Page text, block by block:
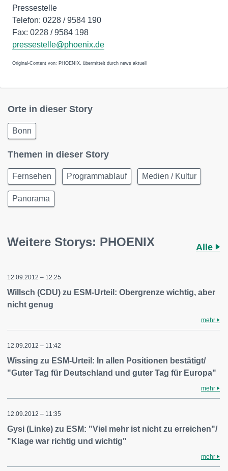
Pressestelle
Telefon: 0228 / 9584 190
Fax: 0228 / 9584 198
pressestelle@phoenix.de
Original-Content von: PHOENIX, übermittelt durch news aktuell
Orte in dieser Story
Bonn
Themen in dieser Story
Fernsehen Programmablauf Medien / Kultur
Panorama
Weitere Storys: PHOENIX Alle
12.09.2012 – 12:25
Willsch (CDU) zu ESM-Urteil: Obergrenze wichtig, aber
nicht genug
mehr
12.09.2012 – 11:42
Wissing zu ESM-Urteil: In allen Positionen bestätigt/
"Guter Tag für Deutschland und guter Tag für Europa"
mehr
12.09.2012 – 11:35
Gysi (Linke) zu ESM: "Viel mehr ist nicht zu erreichen"/
"Klage war richtig und wichtig"
mehr